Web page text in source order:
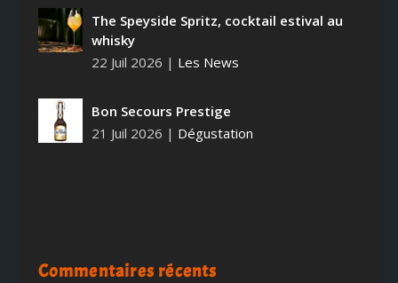
The Speyside Spritz, cocktail estival au
whisky
22 Juil 2026 | Les News
Bon Secours Prestige
21 Juil 2026 | Dégustation
Commentaires récents